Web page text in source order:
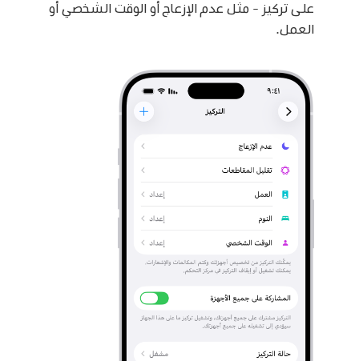
على تركيز - مثل عدم الإزعاج أو الوقت الشخصي أو
العمل.